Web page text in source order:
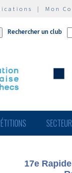
| Mon
Rechercher un club
17e